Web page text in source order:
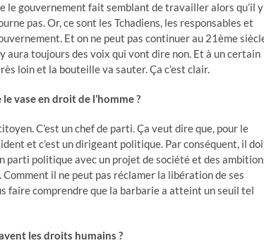
le gouvernement fait semblant de travailler alors qu’il y
pas. Or, ce sont les Tchadiens, les responsables et
Et on ne peut pas continuer au 21ème
aura toujours des voix qui vont dire non. Et à un certain
loin et la bouteille va sauter. Ça c’est clair.
vase en droit de l’homme ?
C’est un chef de parti. Ça veut dire que, pour le
et c’est un dirigeant politique. Par conséquent, il
parti politique avec un projet de société et des
il ne peut pas réclamer la libération de ses
faire comprendre que la barbarie a atteint un seuil tel
les droits humains ?